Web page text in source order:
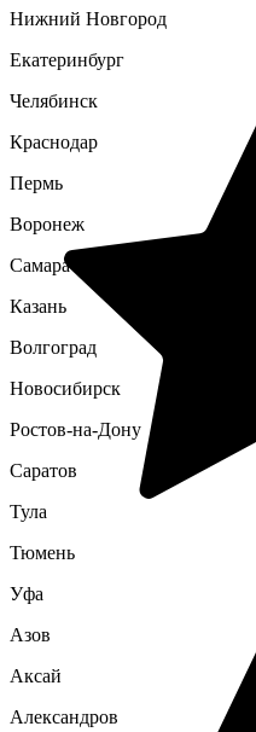
Нижний Новгород
Екатеринбург
Челябинск
Краснодар
Пермь
Воронеж
Самара
Казань
Волгоград
Новосибирск
Ростов-на-Дону
Саратов
Тула
Тюмень
Уфа
Азов
Аксай
Александров